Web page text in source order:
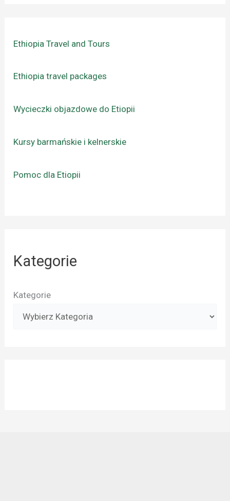
Ethiopia Travel and Tours
Ethiopia travel packages
Wycieczki objazdowe do Etiopii
Kursy barmańskie i kelnerskie
Pomoc dla Etiopii
Kategorie
Kategorie